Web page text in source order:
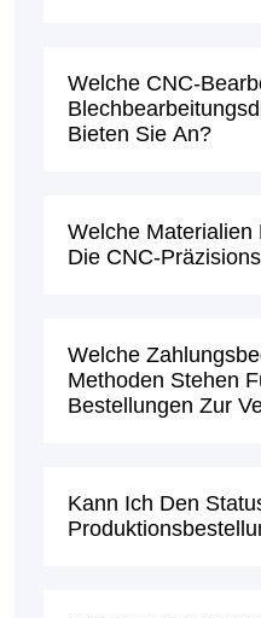
Welche CNC-
Bieten Sie An?
Welche Materialien
Die CNC-
Welche
Methoden Stehen
Bestellungen Zur
Kann Ich Den